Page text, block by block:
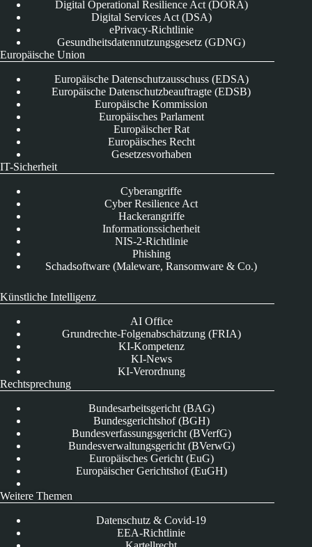
Digital Operational Resilience Act (DORA)
Digital Services Act (DSA)
ePrivacy-Richtlinie
Gesundheitsdatennutzungsgesetz (GDNG)
Europäische Union
Europäische Datenschutzausschuss (EDSA)
Europäische Datenschutzbeauftragte (EDSB)
Europäische Kommission
Europäisches Parlament
Europäischer Rat
Europäisches Recht
Gesetzesvorhaben
IT-Sicherheit
Cyberangriffe
Cyber Resilience Act
Hackerangriffe
Informationssicherheit
NIS-2-Richtlinie
Phishing
Schadsoftware (Maleware, Ransomware & Co.)
Künstliche Intelligenz
AI Office
Grundrechte-Folgenabschätzung (FRIA)
KI-Kompetenz
KI-News
KI-Verordnung
Rechtsprechung
Bundesarbeitsgericht (BAG)
Bundesgerichtshof (BGH)
Bundesverfassungsgericht (BVerfG)
Bundesverwaltungsgericht (BVerwG)
Europäisches Gericht (EuG)
Europäischer Gerichtshof (EuGH)
Weitere Themen
Datenschutz & Covid-19
EEA-Richtlinie